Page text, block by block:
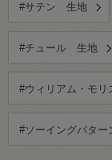
#サテン 生地
#チュール 生地
#ウィリアム・モリ
#ソーイングパター